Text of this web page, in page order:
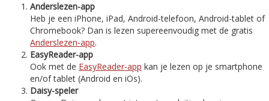
Anderslezen-app
Heb je een iPhone, iPad, Android-telefoon, Android-tablet of
Chromebook? Dan is lezen supereenvoudig met de gratis
Anderslezen-app.
EasyReader-app
Ook met de EasyReader-app kan je lezen op je smartphone
en/of tablet (Android en iOs).
Daisy-speler